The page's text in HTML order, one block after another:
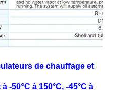
de chauffage et
-50°C à 150°C, -45°C à